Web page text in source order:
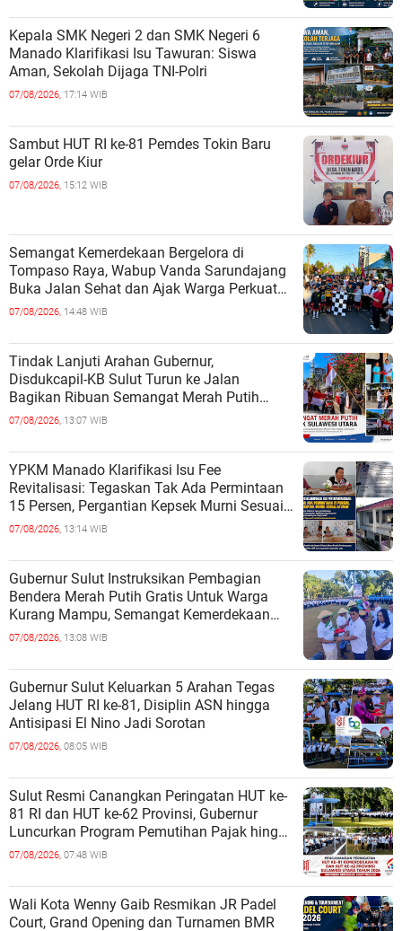
Kepala SMK Negeri 2 dan SMK Negeri 6
Manado Klarifikasi Isu Tawuran: Siswa
Aman, Sekolah Dijaga TNI-Polri
07/08/2026, 17:14 WIB
Sambut HUT RI ke-81 Pemdes Tokin Baru
gelar Orde Kiur
07/08/2026, 15:12 WIB
Semangat Kemerdekaan Bergelora di
Tompaso Raya, Wabup Vanda Sarundajang
Buka Jalan Sehat dan Ajak Warga Perkuat
Persatuan
07/08/2026, 14:48 WIB
Tindak Lanjuti Arahan Gubernur,
Disdukcapil-KB Sulut Turun ke Jalan
Bagikan Ribuan Semangat Merah Putih
kepada Masyarakat
07/08/2026, 13:07 WIB
YPKM Manado Klarifikasi Isu Fee
Revitalisasi: Tegaskan Tak Ada Permintaan
15 Persen, Pergantian Kepsek Murni Sesuai
Aturan
07/08/2026, 13:14 WIB
Gubernur Sulut Instruksikan Pembagian
Bendera Merah Putih Gratis Untuk Warga
Kurang Mampu, Semangat Kemerdekaan
Harus Dirasakan Semua
07/08/2026, 13:08 WIB
Gubernur Sulut Keluarkan 5 Arahan Tegas
Jelang HUT RI ke-81, Disiplin ASN hingga
Antisipasi El Nino Jadi Sorotan
07/08/2026, 08:05 WIB
Sulut Resmi Canangkan Peringatan HUT ke-
81 RI dan HUT ke-62 Provinsi, Gubernur
Luncurkan Program Pemutihan Pajak hingga
Pembagian Jutaan Bibit Kelapa
07/08/2026, 07:48 WIB
Wali Kota Wenny Gaib Resmikan JR Padel
Court, Grand Opening dan Turnamen BMR